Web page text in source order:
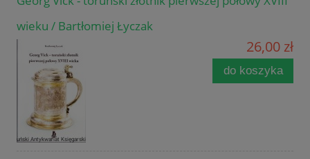
wieku / Bartłomiej Łyczak
26,00 zł
do koszyka